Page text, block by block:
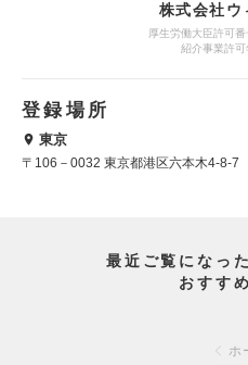
株式会社ウ
厚生労働大臣許可
紹介事業許
登録場所
東京
〒106－0032 東京都港区六本木4-8-
最近ご覧になっ
おすす
ホ